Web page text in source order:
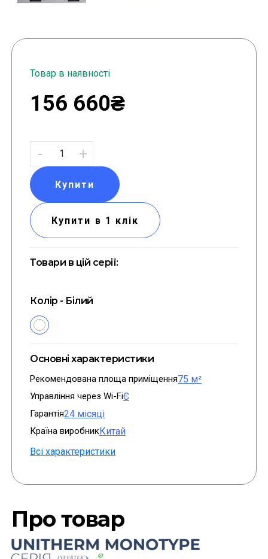
Товар в наявності
156 660₴
- +
Купити
Купити в 1 клік
Товари в цій серії:
Колір - Білий
Основні характеристики
Рекомендована площа приміщення75 м²
Управління через Wi-FiЄ
Гарантія24 місяці
Країна виробникКитай
Всі характеристики
Про товар